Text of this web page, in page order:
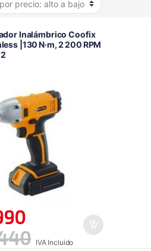
Inalámbrico Coofix
|130 N·m, 2 200 RPM
IVA Incluido